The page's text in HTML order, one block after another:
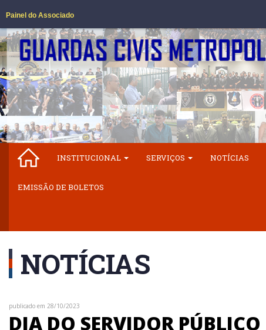
Painel do Associado
INSTITUCIONAL SERVIÇOS NOTÍCIAS
EMISSÃO DE BOLETOS
NOTÍCIAS
publicado em 28/10/2023
DIA DO SERVIDOR PÚBLICO